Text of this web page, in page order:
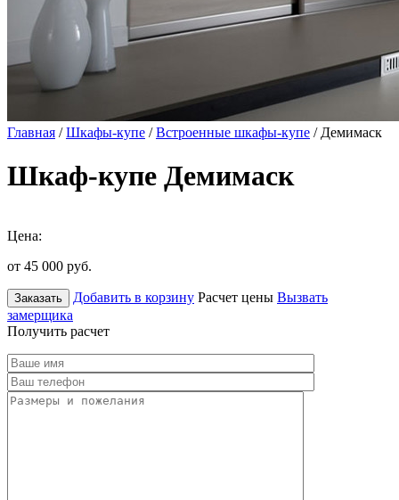
Главная /Шкафы-купе /Встроенные шкафы-купе / Демимаск
Шкаф-купе Демимаск
Цена:
от 45 000 руб.
Заказать Добавить в корзину Расчет цены Вызвать
замерщика
Получить расчет